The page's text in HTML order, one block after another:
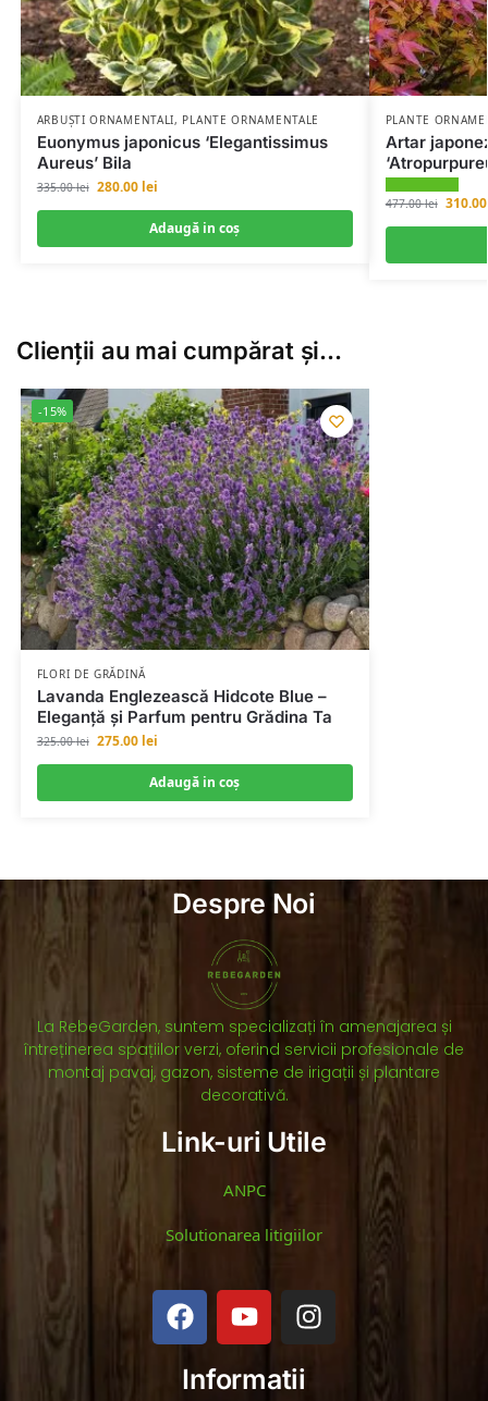
ARBUȘTI ORNAMENTALI, PLANTE ORNAMENTALE
Euonymus japonicus ‘Elegantissimus
Aureus’ Bila
335.00lei 280.00 lei
Adaugă in coş
PLANTE
Artar
477.00lei
Clienții au mai cumpărat și…
-15%
FLORI DE GRĂDINĂ
Lavanda Englezească Hidcote Blue –
Eleganță și Parfum pentru Grădina Ta
325.00lei 275.00 lei
Adaugă in coş
Despre Noi
La RebeGarden, suntem specializați în amenajarea și
întreținerea spațiilor verzi, oferind servicii profesionale de
montaj pavaj, gazon, sisteme de irigații și plantare
decorativă.
Link-uri Utile
ANPC
Solutionarea litigiilor
Informatii